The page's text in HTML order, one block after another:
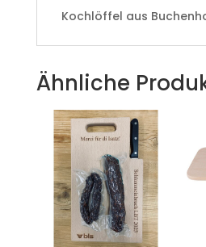
Kochlöffel aus
Ähnliche